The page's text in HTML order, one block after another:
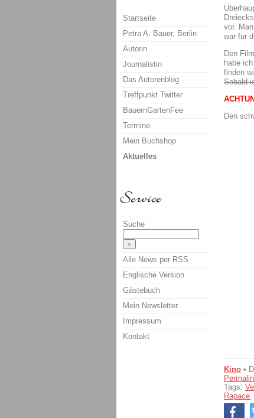
vor.
war für
Den
habe
finden
Sobald
Den
Kino •
Tags:
Rapace,
Startseite
Petra A. Bauer, Berlin
Autorin
Journalistin
Das Autorenblog
Treffpunkt Twitter
BauernGartenFee
Termine
Mein Buchshop
Aktuelles
Suche
Alle News per RSS
Englische Version
Gästebuch
Mein Newsletter
Impressum
Kontakt